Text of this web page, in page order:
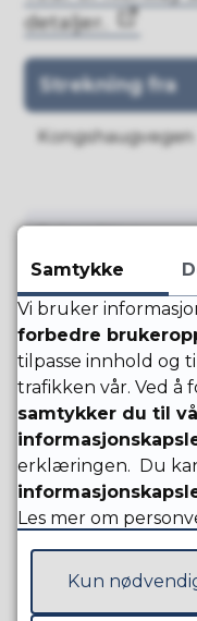
detaljer.
Strekning fra
Kongshaugvegen
Tjelta
Forusbeen
Ølbergkrysset
Varaheivegen
Solakrossvegen
Forusbeen
Samtykke
Vi bruker
forbedre
tilpasse innhold og
trafikken vår. Ved
samtykker du til
erklæringen. Du
Les mer om
Kun